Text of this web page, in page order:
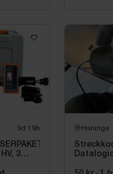
9d 19h
3
Haninge